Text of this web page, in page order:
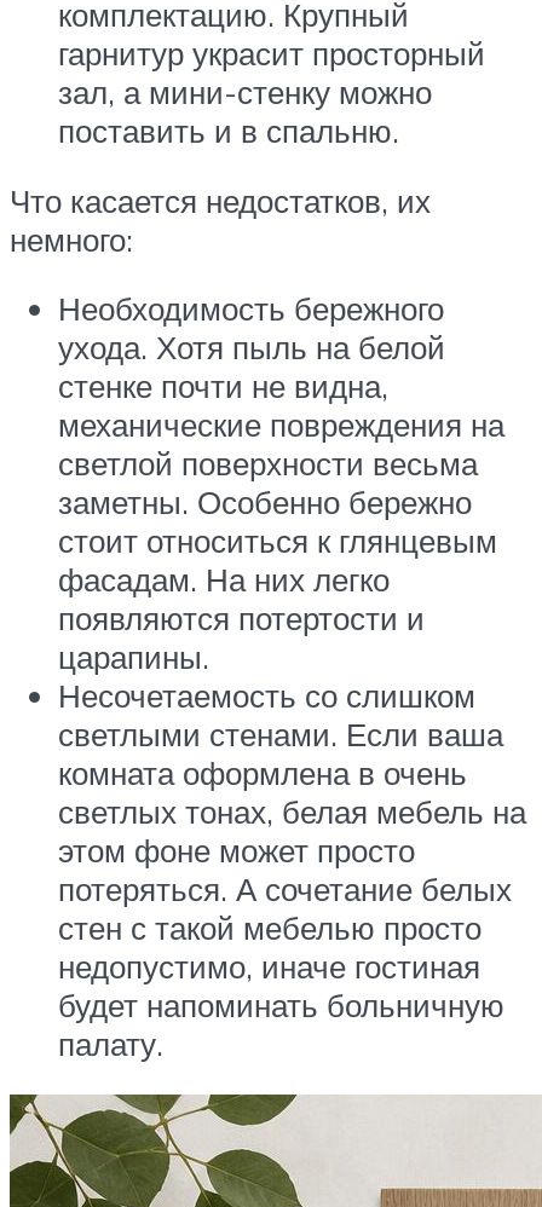
комплектацию. Крупный
гарнитур украсит просторный
зал, а мини-стенку можно
поставить и в спальню.
Что касается недостатков, их
немного:
Необходимость бережного
ухода. Хотя пыль на белой
стенке почти не видна,
механические повреждения на
светлой поверхности весьма
заметны. Особенно бережно
стоит относиться к глянцевым
фасадам. На них легко
появляются потертости и
царапины.
Несочетаемость со слишком
светлыми стенами. Если ваша
комната оформлена в очень
светлых тонах, белая мебель на
этом фоне может просто
потеряться. А сочетание белых
стен с такой мебелью просто
недопустимо, иначе гостиная
будет напоминать больничную
палату.